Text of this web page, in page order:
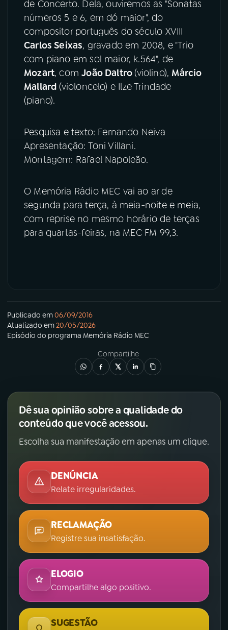
08PRÊMIO RÁDIO MEC
ACOMPANHE A RÁDIO MEC
YouTube Facebook
Instagram
de Concerto. Dela, ouviremos as "Sonatas
números 5 e 6, em dó maior", do
compositor português do século XVIII
Carlos Seixas, gravado em 2008, e "Trio
com piano em sol maior, k.564", de
Mozart, comJoão Daltro(violino), Márcio
Mallard(violoncelo) e Ilze Trindade
(piano).
Pesquisa e texto: Fernando Neiva
Apresentação: Toni Villani.
Montagem: Rafael Napoleão.
O Memória Rádio MEC vai ao ar de
segunda para terça, à meia-noite e meia,
com reprise no mesmo horário de terças
para quartas-feiras, na MEC FM 99,3.
Publicado em06/09/2016
Atualizado em20/05/2026
Episódio do programa Memória Rádio MEC
Compartilhe
Dê sua opinião sobre a qualidade do
conteúdo que você acessou.
Escolha sua manifestação em apenas um clique.
DENÚNCIA
Relate irregularidades.
RECLAMAÇÃO
Registre sua insatisfação.
ELOGIO
Compartilhe algo positivo.
SUGESTÃO